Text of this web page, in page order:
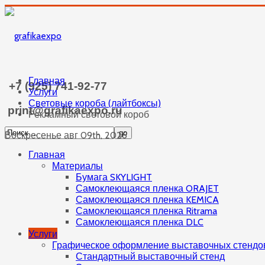
+7 (925) 741-92-77
print@grafikaexpo.ru
Главная
Материалы
Бумага SKYLIGHT
Самоклеющаяся пленка ORAJET
Самоклеющаяся пленка KEMICA
Самоклеющаяся пленка Ritrama
Самоклеющаяся пленка DLC
Услуги
Графическое оформление выставочных
Стандартный выставочный стенд
Главная
Услуги
Световые короба (лайтбоксы)
Рекламный световой короб
Воскресенье авг 09th, 2026